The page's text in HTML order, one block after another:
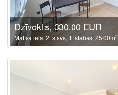
Dzīvoklis, 330.00 EUR
Matīsa iela, 2. stāvs, 1 istabas, 25.00m2